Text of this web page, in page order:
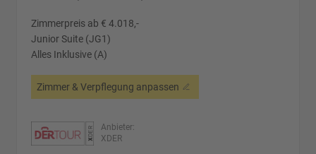
Zimmerpreis ab € 4.018,-
Junior Suite (JG1)
Alles Inklusive (A)
Zimmer & Verpflegung anpassen
Anbieter:
XDER